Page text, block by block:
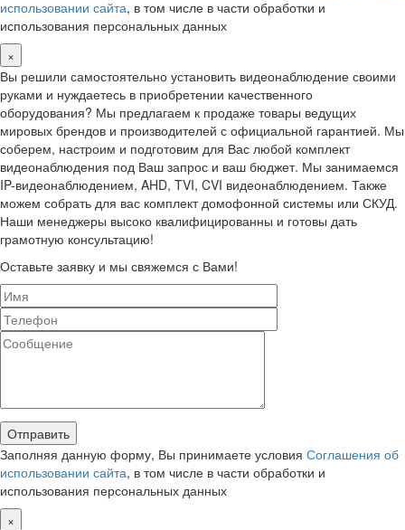
использовании сайта, в том числе в части обработки и
использования персональных данных
×
Вы решили самостоятельно установить видеонаблюдение своими
руками и нуждаетесь в приобретении качественного
оборудования? Мы предлагаем к продаже товары ведущих
мировых брендов и производителей с официальной гарантией. Мы
соберем, настроим и подготовим для Вас любой комплект
видеонаблюдения под Ваш запрос и ваш бюджет. Мы занимаемся
IP-видеонаблюдением, AHD, TVI, CVI видеонаблюдением. Также
можем собрать для вас комплект домофонной системы или СКУД.
Наши менеджеры высоко квалифицированны и готовы дать
грамотную консультацию!
Оставьте заявку и мы свяжемся с Вами!
Заполняя данную форму, Вы принимаете условия Соглашения об
использовании сайта, в том числе в части обработки и
использования персональных данных
×